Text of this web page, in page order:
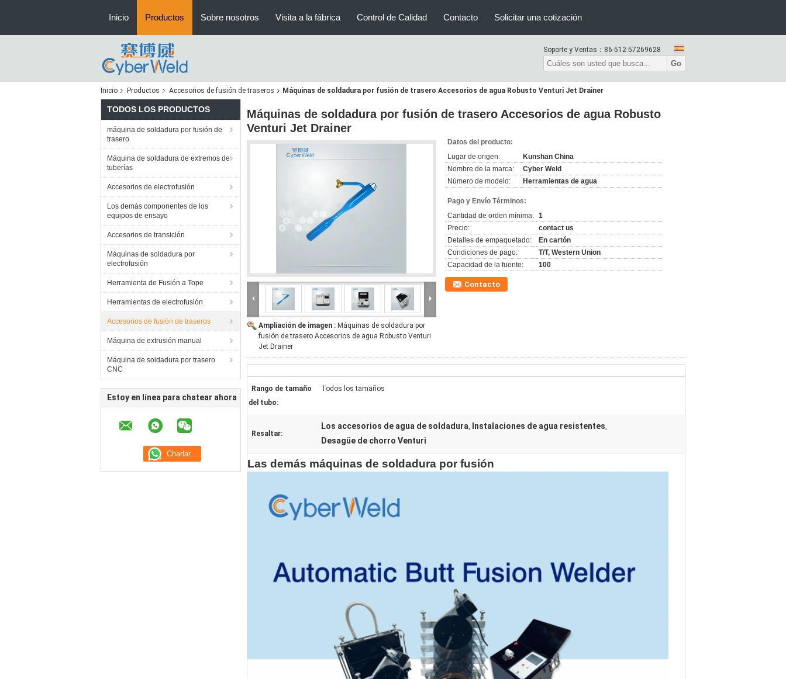
Inicio Productos Sobre nosotros Visita a la fábrica Control de Calidad Contacto Solicitar una cotización
Soporte y Ventas： 86-512-57269628
Go
Inicio Productos Accesorios de fusión de traseros Máquinas de soldadura por fusión de trasero Accesorios de agua Robusto Venturi Jet Drainer
TODOS LOS PRODUCTOS
máquina de soldadura por fusión de
trasero
Máquina de soldadura de extremos de
tuberías
Accesorios de electrofusión
Los demás componentes de los
equipos de ensayo
Accesorios de transición
Máquinas de soldadura por
electrofusión
Herramienta de Fusión a Tope
Herramientas de electrofusión
Accesorios de fusión de traseros
Máquina de extrusión manual
Máquina de soldadura por trasero
CNC
Estoy en línea para chatear ahora
Máquinas de soldadura por fusión de trasero Accesorios de agua Robusto
Venturi Jet Drainer
Ampliación de imagen : Máquinas de soldadura por
fusión de trasero Accesorios de agua Robusto Venturi
Jet Drainer
Datos del producto:
Lugar de origen:
Kunshan China
Nombre de la marca:
Cyber Weld
Número de modelo:
Herramientas de agua
Pago y Envío Términos:
Cantidad de orden mínima: 1
Precio:
contact us
Detalles de empaquetado:
En cartón
Condiciones de pago:
T/T, Western Union
Capacidad de la fuente:
100
Contacto
Rango de tamaño
del tubo:
Todos los tamaños
Resaltar:
Los accesorios de agua de soldadura, Instalaciones de agua resistentes,
Desagüe de chorro Venturi
Las demás máquinas de soldadura por fusión